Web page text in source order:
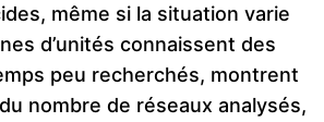
même si la situation varie
d’unités connaissent des
peu recherchés, montrent
nombre de réseaux analysés,